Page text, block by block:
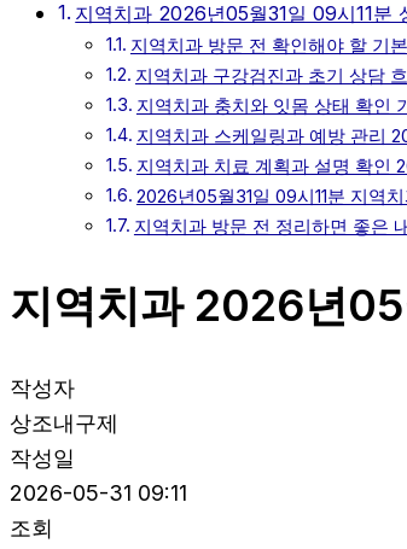
지역치과 2026년05월31일 09시11분
지역치과 방문 전 확인해야 할 기
지역치과 구강검진과 초기 상담
지역치과 충치와 잇몸 상태 확인
지역치과 스케일링과 예방 관리
지역치과 치료 계획과 설명 확인
2026년05월31일 09시11분 지역
지역치과 방문 전 정리하면 좋은
지역치과 2026년
작성자
상조내구제
작성일
2026-05-31 09:11
조회